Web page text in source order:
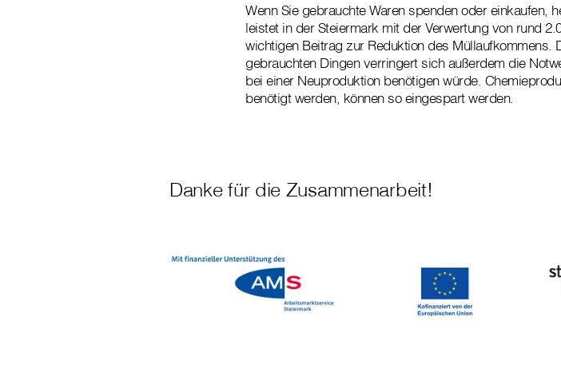
Wenn Sie gebrauchte Waren spenden oder einkaufen,
leistet in der Steiermark mit der Verwertung von rund
wichtigen Beitrag zur Reduktion des Müllaufkommens.
gebrauchten Dingen verringert sich außerdem die
bei einer Neuproduktion benötigen würde.
benötigt werden, können so eingespart werden.
Danke für die Zusammenarbeit!